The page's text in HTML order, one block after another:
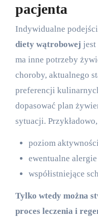
pacjenta
Indywidualne
diety wątrobowej
ma inne potrzeby
choroby, aktualnego
preferencji
dopasować plan
sytuacji.
poziom
ewentualne
współistniejące
Tylko wtedy można
proces leczenia i